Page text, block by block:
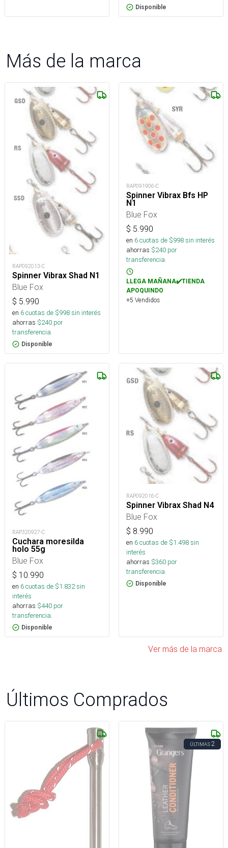
Disponible
Más de la marca
RAP092013-C
Spinner Vibrax Shad N1
Blue Fox
$ 5.990
en 6cuotas de $998sin interés
ahorras $240 por
transferencia.
Disponible
RAP091906-C
Spinner Vibrax Bfs HP
N1
Blue Fox
$ 5.990
en 6cuotas de $998sin interés
ahorras $240 por
transferencia.
LLEGA MAÑANA✔️TIENDA
APOQUINDO
+5 Vendidos
RAP320927-C
Cuchara moresilda
holo 55g
Blue Fox
$ 10.990
en 6cuotas de $1.832sin
interés
ahorras $440 por
transferencia.
Disponible
RAP092016-C
Spinner Vibrax Shad N4
Blue Fox
$ 8.990
en 6cuotas de $1.498sin
interés
ahorras $360 por
transferencia.
Disponible
Ver más de la marca
Últimos Comprados
ÚLTIMAS2